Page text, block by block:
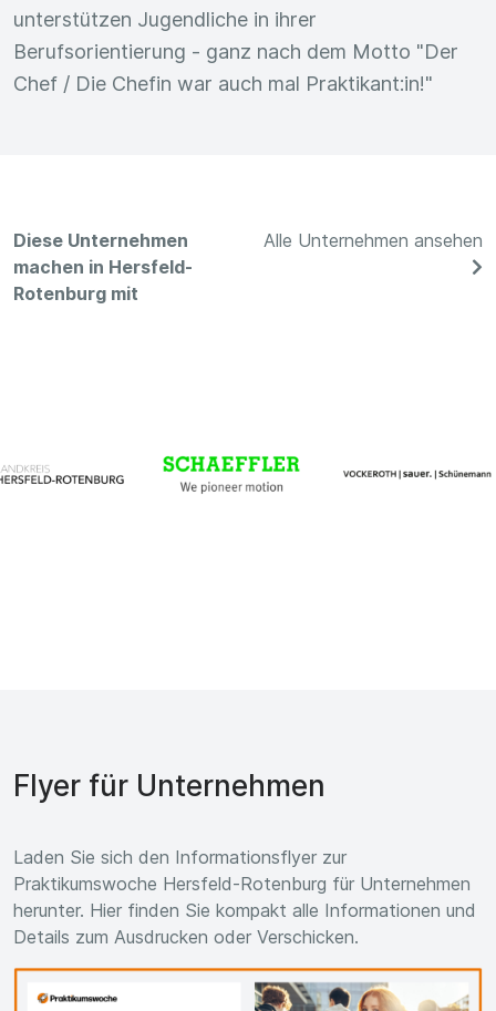
unterstützen Jugendliche in ihrer
Berufsorientierung - ganz nach dem Motto "Der
Chef / Die Chefin war auch mal Praktikant:in!"
Diese Unternehmen
machen in Hersfeld-
Rotenburg mit
Alle Unternehmen ansehen
Flyer für Unternehmen
Laden Sie sich den Informationsflyer zur
Praktikumswoche Hersfeld-Rotenburg für Unternehmen
herunter. Hier finden Sie kompakt alle Informationen und
Details zum Ausdrucken oder Verschicken.